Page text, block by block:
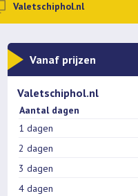
Valetschiphol.nl
Vanaf prijzen
Valetschiphol.nl
Aantal dagen
1 dagen
2 dagen
3 dagen
4 dagen